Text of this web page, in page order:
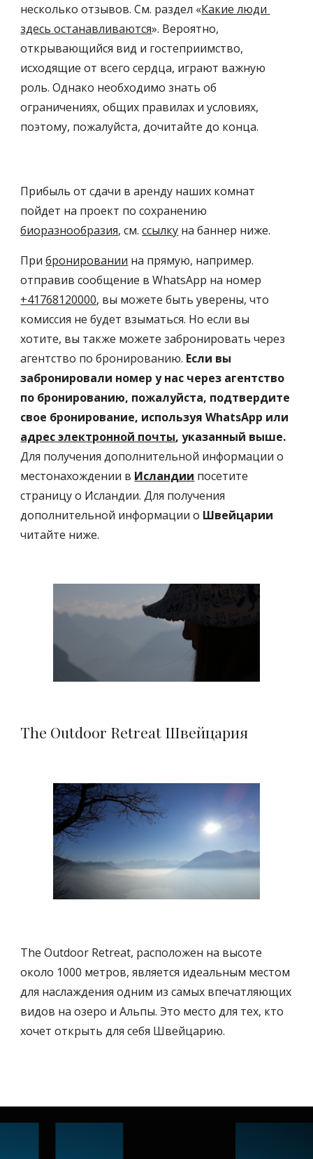
несколько отзывов. См. раздел «Какие люди
здесь останавливаются». Вероятно,
открывающийся вид и гостеприимство,
исходящие от всего сердца, играют важную
роль. Однако необходимо знать об
ограничениях, общих правилах и условиях,
поэтому, пожалуйста, дочитайте до конца.
Прибыль от сдачи в аренду наших комнат
биоразнообразия, см. ссылку на баннер ниже.
При бронировании на прямую, например.
+41768120000, вы можете быть уверены, что
комиссия не будет взыматься. Но если вы
хотите, вы также можете забронировать через
агентство по бронированию. Если вы
забронировали номер у нас через агентство
по бронированию, пожалуйста, подтвердите
адрес электронной почты, указанный выше.
Для получения дополнительной информации о
местонахождении в Исландии посетите
страницу о Исландии. Для получения
дополнительной информации о Швейцарии
читайте ниже.
The Outdoor Retreat Швейцария
The Outdoor Retreat, расположен на высоте
около 1000 метров, является идеальным местом
для наслаждения одним из самых впечатляющих
видов на озеро и Альпы. Это место для тех, кто
хочет открыть для себя Швейцарию.